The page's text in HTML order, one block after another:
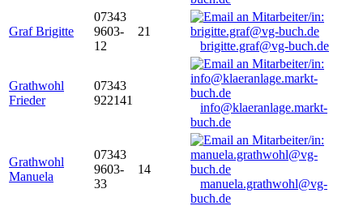
Graf Brigitte
07343
9603-
12
21
brigitte.graf@vg-buch.de
Grathwohl
Frieder
07343
922141
info@klaeranlage.markt-
buch.de
Grathwohl
Manuela
07343
9603-
33
14
manuela.grathwohl@vg-
buch.de